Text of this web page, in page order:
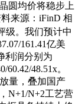
圆均价将稳步上
来源：iFinD 相
级。我们预计中
161.41亿美
利润分别为
60.42/48.51x。
量，叠加国产
N+1/N+2工艺营